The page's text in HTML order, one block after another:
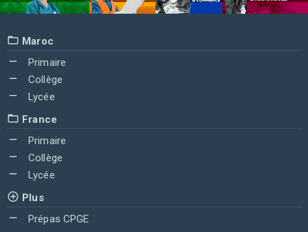
Maroc
Primaire
Collège
Lycée
France
Primaire
Collège
Lycée
Plus
Prépas CPGE